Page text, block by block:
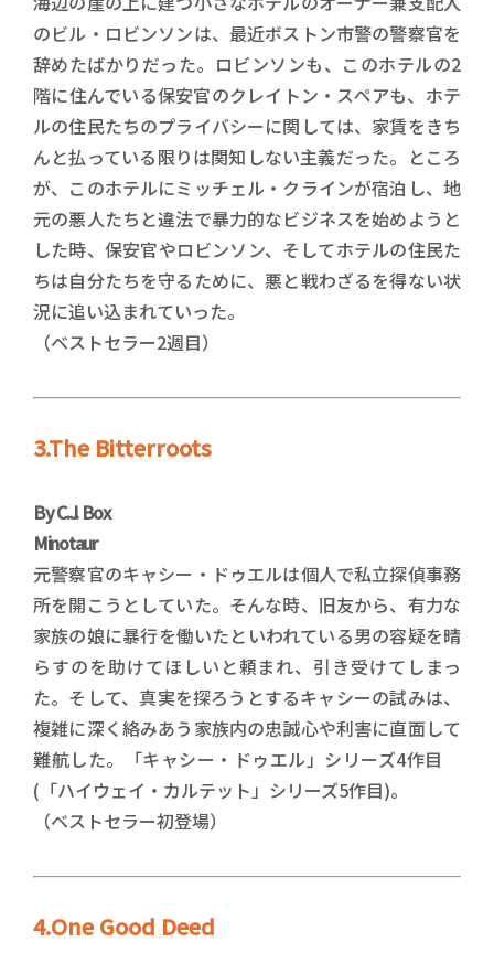
のビル・ロビンソンは、最近ボストン市警の警察官を
辞めたばかりだった。ロビンソンも、このホテルの2
階に住んでいる保安官のクレイトン・スペアも、ホテ
ルの住民たちのプライバシーに関しては、家賃をきち
んと払っている限りは関知しない主義だった。ところ
が、このホテルにミッチェル・クラインが宿泊し、地
元の悪人たちと違法で暴力的なビジネスを始めようと
した時、保安官やロビンソン、そしてホテルの住民た
ちは自分たちを守るために、悪と戦わざるを得ない状
況に追い込まれていった。
（ベストセラー2週目）
3.The Bitterroots
By C.J. Box
Minotaur
元警察官のキャシー・ドゥエルは個人で私立探偵事務
所を開こうとしていた。そんな時、旧友から、有力な
家族の娘に暴行を働いたといわれている男の容疑を晴
らすのを助けてほしいと頼まれ、引き受けてしまっ
た。そして、真実を探ろうとするキャシーの試みは、
複雑に深く絡みあう家族内の忠誠心や利害に直面して
難航した。「キャシー・ドゥエル」シリーズ4作目
(「ハイウェイ・カルテット」シリーズ5作目)。
（ベストセラー初登場）
4.One Good Deed